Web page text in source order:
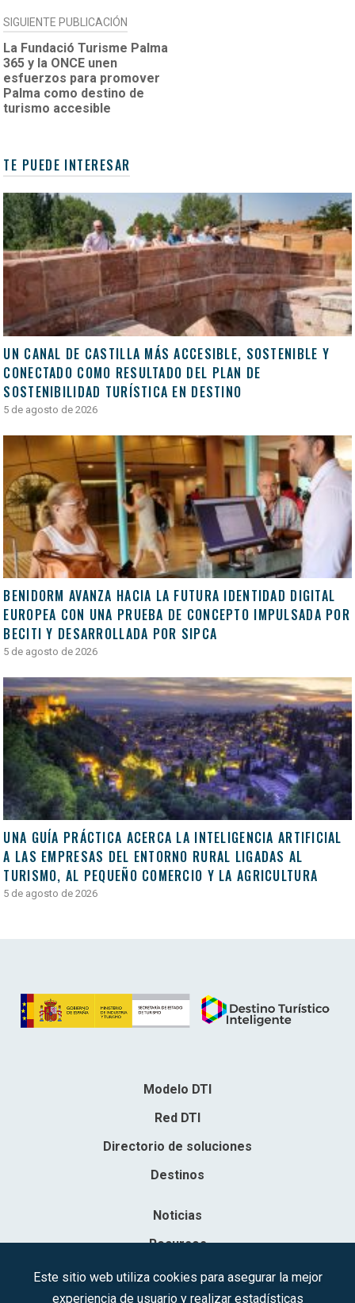
SIGUIENTE PUBLICACIÓN
La Fundació Turisme Palma
365 y la ONCE unen
esfuerzos para promover
Palma como destino de
turismo accesible
TE PUEDE INTERESAR
UN CANAL DE CASTILLA MÁS ACCESIBLE, SOSTENIBLE Y
CONECTADO COMO RESULTADO DEL PLAN DE
SOSTENIBILIDAD TURÍSTICA EN DESTINO
5 de agosto de 2026
BENIDORM AVANZA HACIA LA FUTURA IDENTIDAD DIGITAL
EUROPEA CON UNA PRUEBA DE CONCEPTO IMPULSADA POR
BECITI Y DESARROLLADA POR SIPCA
5 de agosto de 2026
UNA GUÍA PRÁCTICA ACERCA LA INTELIGENCIA ARTIFICIAL
A LAS EMPRESAS DEL ENTORNO RURAL LIGADAS AL
TURISMO, AL PEQUEÑO COMERCIO Y LA AGRICULTURA
5 de agosto de 2026
Modelo DTI
Red DTI
Directorio de soluciones
Destinos
Noticias
Recursos
Contacto
Este sitio web utiliza cookies para asegurar la mejor
experiencia de usuario y realizar estadísticas